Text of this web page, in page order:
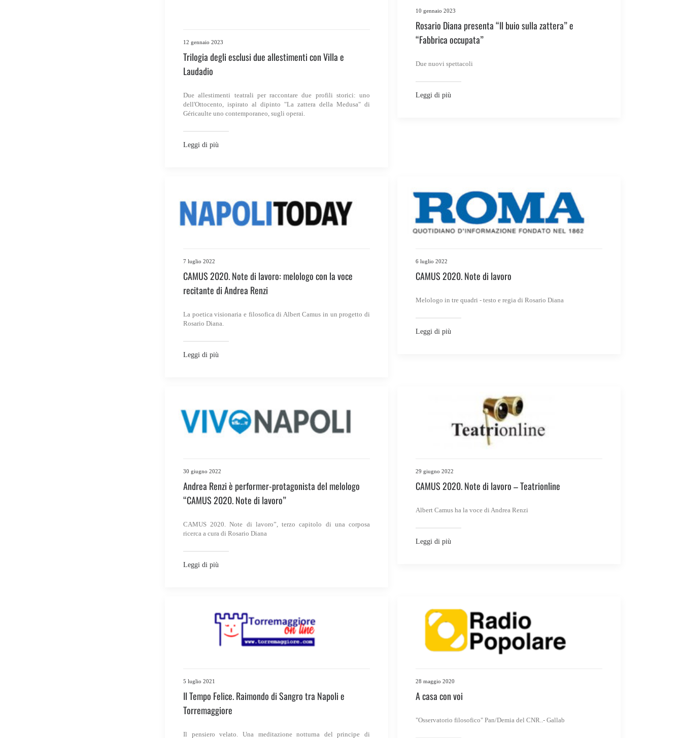
12 gennaio 2023
Trilogia degli esclusi due allestimenti con Villa e
Laudadio
Due allestimenti teatrali per raccontare due profili storici: uno
dell'Ottocento, ispirato al dipinto "La zattera della Medusa" di
Géricaulte uno contemporaneo, sugli operai.
Leggi di più
10 gennaio 2023
Rosario Diana presenta “Il buio sulla zattera” e
“Fabbrica occupata”
Due nuovi spettacoli
Leggi di più
7 luglio 2022
CAMUS 2020. Note di lavoro: melologo con la voce
recitante di Andrea Renzi
La poetica visionaria e filosofica di Albert Camus in un progetto di
Rosario Diana.
Leggi di più
6 luglio 2022
CAMUS 2020. Note di lavoro
Melologo in tre quadri - testo e regia di Rosario Diana
Leggi di più
30 giugno 2022
Andrea Renzi è performer-protagonista del melologo
“CAMUS 2020. Note di lavoro”
CAMUS 2020. Note di lavoro”, terzo capitolo di una corposa
ricerca a cura di Rosario Diana
Leggi di più
29 giugno 2022
CAMUS 2020. Note di lavoro – Teatrionline
Albert Camus ha la voce di Andrea Renzi
Leggi di più
5 luglio 2021
Il Tempo Felice. Raimondo di Sangro tra Napoli e
Torremaggiore
Il pensiero velato. Una meditazione notturna del principe di
28 maggio 2020
A casa con voi
"Osservatorio filosofico" Pan/Demia del CNR..- Gallab